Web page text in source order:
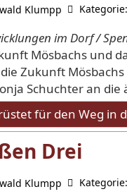
Klumpp Kategorie:
im Dorf /
Mösbachs und
Zukunft
Schuch­ter an
für den Weg in
Drei
Klumpp Kategorie: